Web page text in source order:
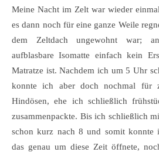
Meine Nacht im Zelt war wieder
es dann noch für eine ganze Weile
dem Zeltdach ungewohnt war;
aufblasbare Isomatte einfach kein
Matratze ist. Nachdem ich um 5 Uhr
konnte ich aber doch nochmal für
Hindösen, ehe ich schließlich
zusammenpackte. Bis ich schließlich
schon kurz nach 8 und somit konnte
das genau um diese Zeit öffnete,